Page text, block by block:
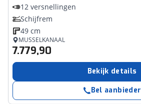
12 versnellingen
Schijfrem
49 cm
MUSSELKANAAL
7.779,90
Bekijk details
Bel aanbieder